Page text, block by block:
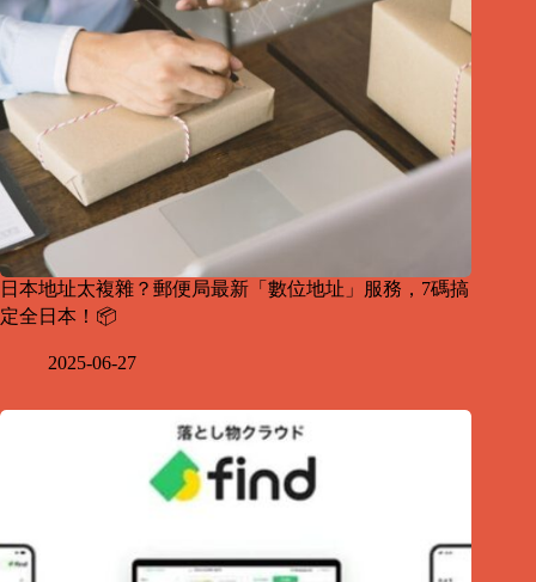
日本地址太複雜？郵便局最新「數位地址」服務，7碼搞
定全日本！📦
2025-06-27